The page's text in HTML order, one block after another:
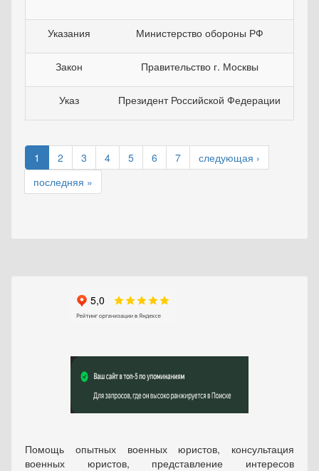
Указания Министерство обороны РФ
Закон Правительство г. Москвы
Указ Президент Российской Федерации
1 2 3 4 5 6 7
следующая ›
последняя »
Помощь опытных военных юристов, консультация
военных юристов, представление интересов